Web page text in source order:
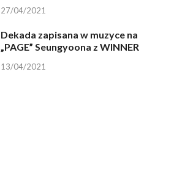
27/04/2021
Dekada zapisana w muzyce na
„PAGE” Seungyoona z WINNER
13/04/2021